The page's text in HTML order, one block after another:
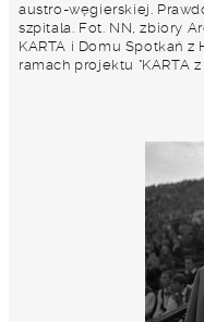
austro-węgierskiej.
szpitala. Fot. NN, zbiory
KARTA i Domu Spotkań z
ramach projektu "KARTA